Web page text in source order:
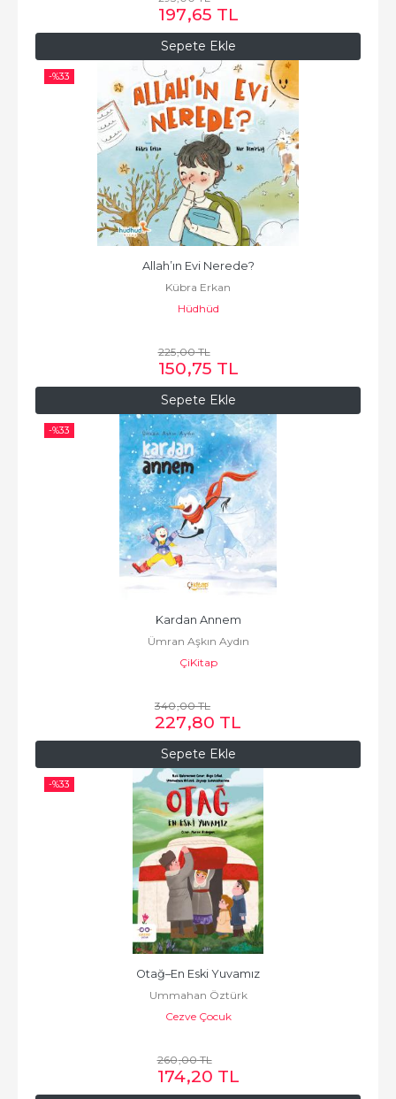
Sepete Ekle
197,65 TL
-%33
Sepete Ekle
Allah’ın Evi Nerede?
Kübra Erkan
Hüdhüd
225,00TL
150,75 TL
-%33
Sepete Ekle
Kardan Annem
Ümran Aşkın Aydın
ÇiKitap
340,00TL
227,80 TL
-%33
Otağ–En Eski Yuvamız
Ummahan Öztürk
Cezve Çocuk
260,00TL
174,20 TL